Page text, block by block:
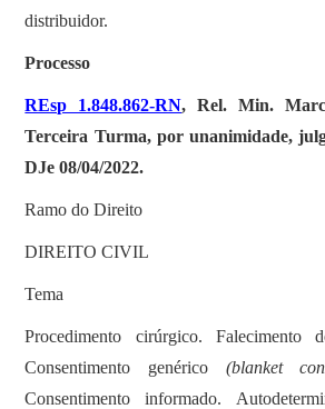
distribuidor.
Processo
REsp 1.848.862-RN, Rel. Min.
Terceira Turma, por unanimidade,
DJe 08/04/2022.
Ramo do Direito
DIREITO CIVIL
Tema
Procedimento cirúrgico. Falecimento
Consentimento genérico (blanket
Consentimento informado.